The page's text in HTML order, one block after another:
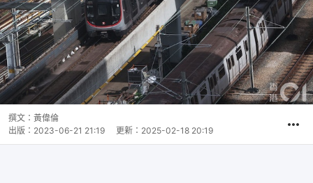
撰文： 黃偉倫
出版： 2023-06-21 21:19 更新： 2025-02-18 20:19